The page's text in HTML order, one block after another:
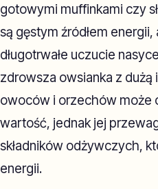
gotowymi muffinkami czy
są gęstym źródłem energii,
długotrwałe uczucie
zdrowsza owsianka z
owoców i orzechów może
wartość, jednak jej
składników odżywczych,
energii.